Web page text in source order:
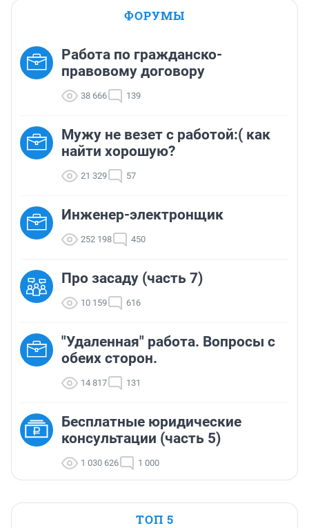
ФОРУМЫ
Работа по гражданско-
правовому договору
38 666 139
Мужу не везет с работой:( как
найти хорошую?
21 329 57
Инженер-электронщик
252 198 450
Про засаду (часть 7)
10 159 616
"Удаленная" работа. Вопросы с
обеих сторон.
14 817 131
Бесплатные юридические
консультации (часть 5)
1 030 626 1 000
ТОП 5